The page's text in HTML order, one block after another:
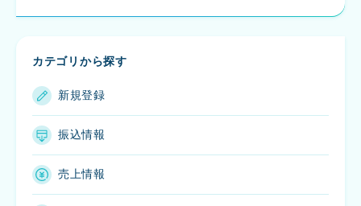
カテゴリから探す
新規登録
振込情報
売上情報